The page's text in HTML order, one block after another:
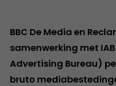
BBC De Media en
samenwerking met
Advertising Bureau)
bruto